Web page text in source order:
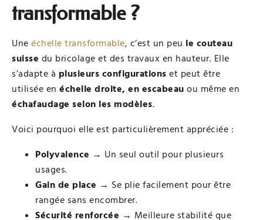
transformable ?
Une échelle transformable, c’est un peu le couteau
suisse du bricolage et des travaux en hauteur. Elle
s’adapte à plusieurs configurations et peut être
utilisée en échelle droite, en escabeau ou même en
échafaudage selon les modèles.
Voici pourquoi elle est particulièrement appréciée :
Polyvalence → Un seul outil pour plusieurs
usages.
Gain de place → Se plie facilement pour être
rangée sans encombrer.
Sécurité renforcée → Meilleure stabilité que